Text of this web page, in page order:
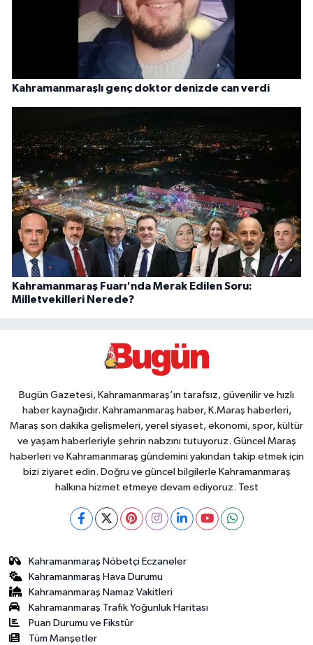
Kahramanmaraşlı genç doktor denizde can verdi
Kahramanmaraş Fuarı'nda Merak Edilen Soru:
Milletvekilleri Nerede?
Bugün Gazetesi, Kahramanmaraş’ın tarafsız, güvenilir ve hızlı
haber kaynağıdır. Kahramanmaraş haber, K.Maraş haberleri,
Maraş son dakika gelişmeleri, yerel siyaset, ekonomi, spor, kültür
ve yaşam haberleriyle şehrin nabzını tutuyoruz. Güncel Maraş
haberleri ve Kahramanmaraş gündemini yakından takip etmek için
bizi ziyaret edin. Doğru ve güncel bilgilerle Kahramanmaraş
halkına hizmet etmeye devam ediyoruz. Test
Kahramanmaraş Nöbetçi Eczaneler
Kahramanmaraş Hava Durumu
Kahramanmaraş Namaz Vakitleri
Kahramanmaraş Trafik Yoğunluk Haritası
Puan Durumu ve Fikstür
Tüm Manşetler